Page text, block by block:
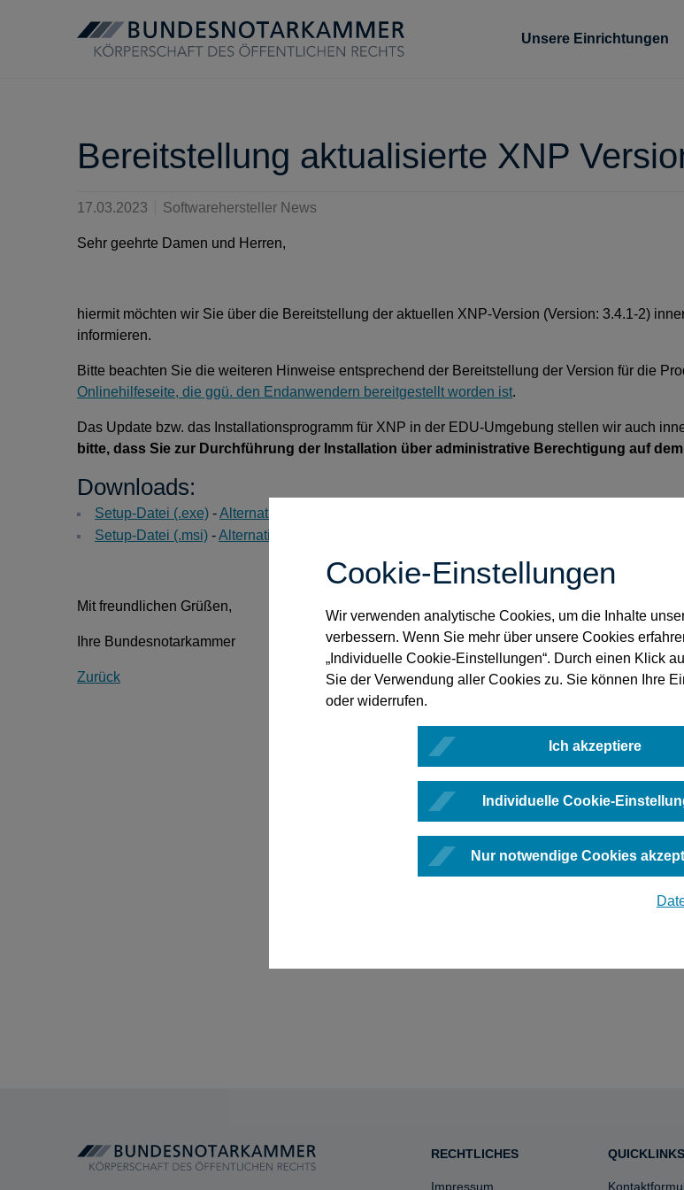
Cookie-Einstellungen
Wir verwenden analytische Cookies, um die Inhalte
verbessern. Wenn Sie mehr über unsere Cookies
„Individuelle Cookie-Einstellungen“. Durch einen Klick
Sie der Verwendung aller Cookies zu. Sie können Ihre
oder widerrufen.
Ich akzeptiere
Individuelle Cookie-
Nur notwendige Cookies
Unsere Einrichtungen
Bereitstellung aktualisierte XNP
17.03.2023 Softwarehersteller News
Sehr geehrte Damen und Herren,
hiermit möchten wir Sie über die Bereitstellung der aktuellen XNP-Version (Version: 3.4.1-2)
informieren.
Bitte beachten Sie die weiteren Hinweise entsprechend der Bereitstellung der Version für die
Onlinehilfeseite, die ggü. den Endanwendern bereitgestellt worden ist.
Das Update bzw. das Installationsprogramm für XNP in der EDU-Umgebung stellen wir auch
bitte, dass Sie zur Durchführung der Installation über administrative Berechtigung auf
Downloads:
Setup-Datei (.exe) -Alternativlink
Setup-Datei (.msi) -Alternativlink
Mit freundlichen Grüßen,
Ihre Bundesnotarkammer
Zurück
RECHTLICHES
Impressum
QUICKLINKS